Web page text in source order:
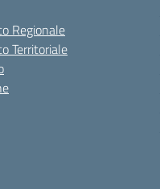
Regionale
Territoriale